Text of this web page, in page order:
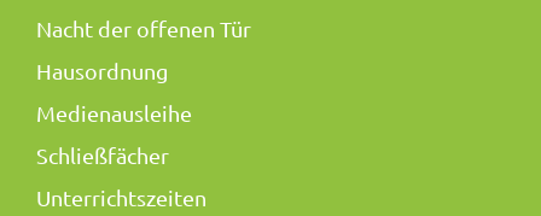
Nacht der offenen Tür
Hausordnung
Medienausleihe
Schließfächer
Unterrichtszeiten